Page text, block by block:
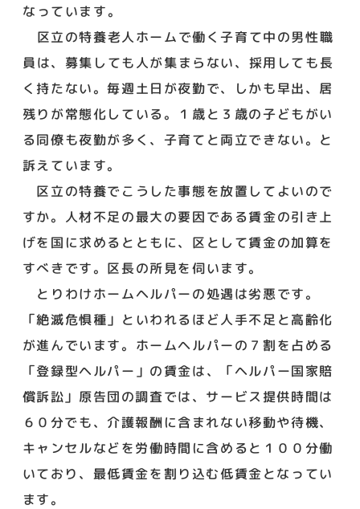
なっています。
区立の特養老人ホームで働く子育て中の男性職
員は、募集しても人が集まらない、採用しても長
く持たない。毎週土日が夜勤で、しかも早出、居
残りが常態化している。１歳と３歳の子どもがい
る同僚も夜勤が多く、子育てと両立できない。と
訴えています。
区立の特養でこうした事態を放置してよいので
すか。人材不足の最大の要因である賃金の引き上
げを国に求めるとともに、区として賃金の加算を
すべきです。区長の所見を伺います。
とりわけホームヘルパーの処遇は劣悪です。
「絶滅危惧種」といわれるほど人手不足と高齢化
が進んでいます。ホームヘルパーの７割を占める
「登録型ヘルパー」の賃金は、「ヘルパー国家賠
償訴訟」原告団の調査では、サービス提供時間は
６０分でも、介護報酬に含まれない移動や待機、
キャンセルなどを労働時間に含めると１００分働
いており、最低賃金を割り込む低賃金となってい
ます。